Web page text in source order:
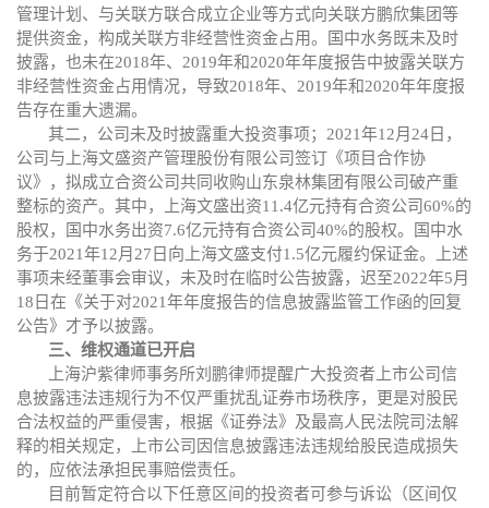
管理计划、与关联方联合成立企业等方式向关联方鹏欣集团等
提供资金，构成关联方非经营性资金占用。国中水务既未及时
披露，也未在2018年、2019年和2020年年度报告中披露关联方
非经营性资金占用情况，导致2018年、2019年和2020年年度报
告存在重大遗漏。
其二，公司 未及时披露重大投资事项； 2021年12月24日，
公司 与上海文盛资产管理股份有限公司签订《项目合作协
议》，拟成立合资公司共同收购山东泉林集团有限公司破产重
整标的资产。其中，上海文盛出资11.4亿元持有合资公司60%的
股权，国中水务出资7.6亿元持有合资公司40%的股权。国中水
务于2021年12月27日向上海文盛支付1.5亿元履约保证金。上述
事项未经董事会审议，未及时在临时公告披露，迟至2022年5月
18日在《关于对2021年年度报告的信息披露监管工作函的回复
公告》才予以披露。
三、维权通道已开启
上海沪紫律师事务所刘鹏律师提醒广大投资者 上市公司信
息披露违法违规行为不仅严重扰乱证券市场秩序，更是对股民
合法权益的严重侵害，根据《证券法》及最高人民法院司法解
释的相关规定，上市公司因信息披露违法违规给股民造成损失
的，应依法承担民事赔偿责任。
目前暂定符合以下任意区间的投资者可参与诉讼（区间仅